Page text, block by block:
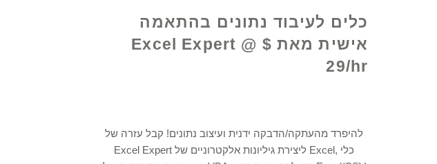
כלים לעיבוד נתונים בהתאמה
אישית מאת Excel Expert @ $
29/hr
להיפרד מהעתקה/הדבקה ידנית ועיצוב נתונים! קבל עזרה של
Excel Expert ליצירת גיליונות אלקטרוניים של Excel, כלי